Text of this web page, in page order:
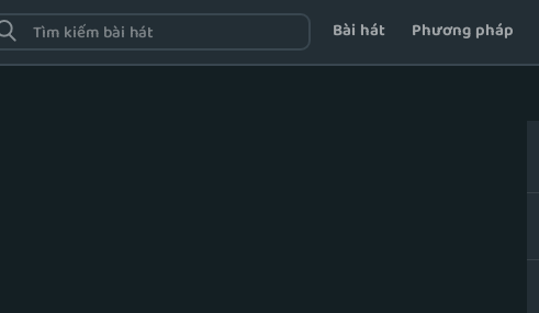
Bài hát Phương pháp